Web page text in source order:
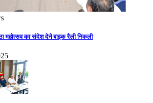
महोत्सव का संदेश देने बाइक रैली निकली